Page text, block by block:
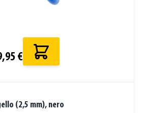
€
(2,5 mm), nero